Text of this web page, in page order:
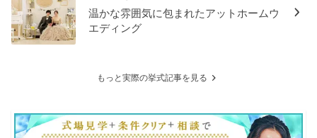
温かな雰囲気に包まれたアットホームウ
エディング
もっと実際の挙式記事を見る